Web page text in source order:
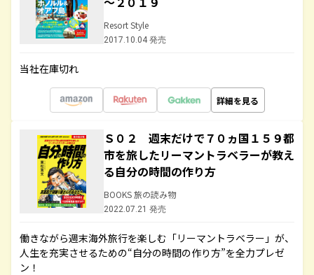
Resort Style
2017.10.04 発売
当社在庫切れ
詳細を見る
Ｓ０２ 週末だけで７０ヵ国１５９都
市を旅したリーマントラベラーが教え
る自分の時間の作り方
BOOKS 旅の読み物
2022.07.21 発売
働きながら週末海外旅行を楽しむ「リーマントラベラー」が、
人生を充実させるための“自分の時間の作り方”を全力プレゼ
ン！